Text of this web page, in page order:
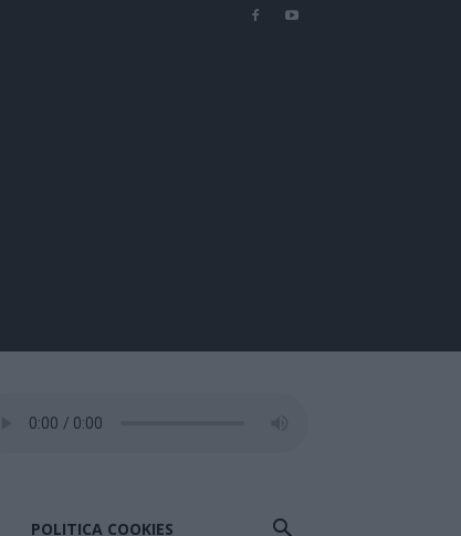
POLITICA COOKIES